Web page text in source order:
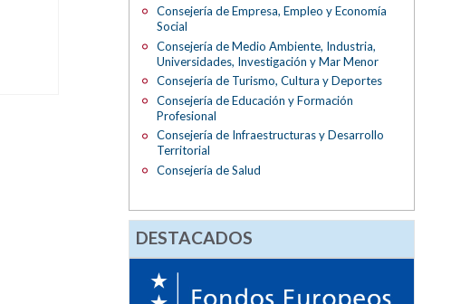
Consejería de Empresa, Empleo y Economía
Social
Consejería de Medio Ambiente, Industria,
Universidades, Investigación y Mar Menor
Consejería de Turismo, Cultura y Deportes
Consejería de Educación y Formación
Profesional
Consejería de Infraestructuras y Desarrollo
Territorial
Consejería de Salud
DESTACADOS